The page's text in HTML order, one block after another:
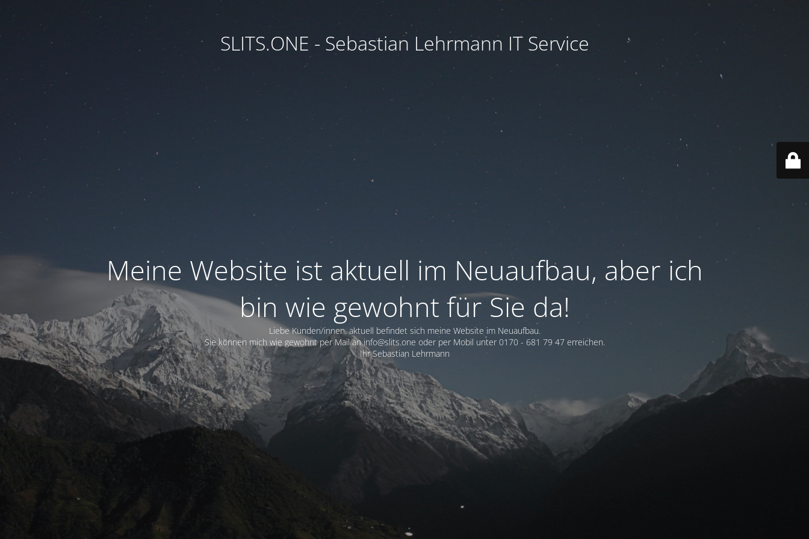
SLITS.ONE - Sebastian Lehrmann IT Service
Meine Website ist aktuell im Neuaufbau, aber ich
bin wie gewohnt für Sie da!
Liebe Kunden/innen, aktuell befindet sich meine Website im Neuaufbau.
Sie können mich wie gewohnt per Mail an info@slits.one oder per Mobil unter 0170 - 681 79 47 erreichen.
Ihr Sebastian Lehrmann